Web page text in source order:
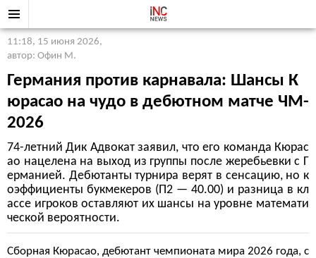
11:18, 15 июня 2026,
автор: Офин М.
Германия против карнавала: Шансы К
юрасао на чудо в дебютном матче ЧМ-
2026
74-летний Дик Адвокат заявил, что его команда Кюрас
ао нацелена на выход из группы после жеребьевки с Г
ерманией. Дебютанты турнира верят в сенсацию, но к
оэффициенты букмекеров (П2 — 40.00) и разница в кл
ассе игроков оставляют их шансы на уровне математи
ческой вероятности.
Сборная Кюрасао, дебютант чемпионата мира 2026 года, с